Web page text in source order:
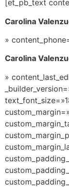
[et_pb_text
Carolina
»
Carolina
»